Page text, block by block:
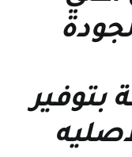
بتوفير